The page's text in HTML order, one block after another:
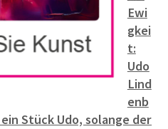
Ewi
gkei
t:
Udo
Lind
enb
Stück Udo, solange der